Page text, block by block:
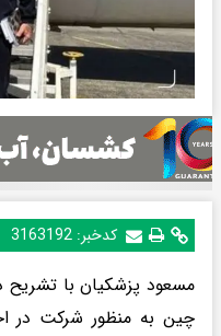
کدخبر: 3163192
مسعود پزشکیان با تشریح
چین به منظور شرکت در